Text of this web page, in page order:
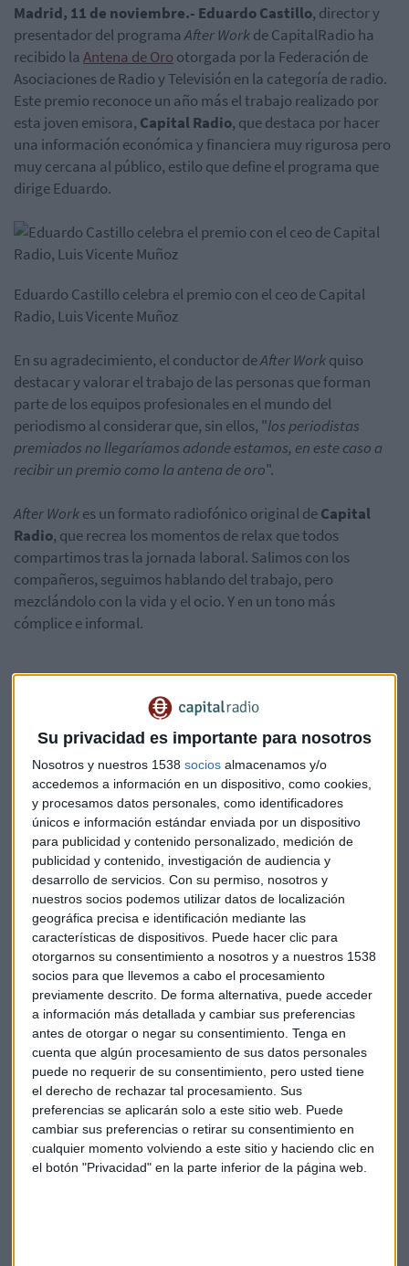
Su privacidad es importante para nosotros
Nosotros y nuestros 1538 socios almacenamos y/o
accedemos a información en un dispositivo, como cookies,
y procesamos datos personales, como identificadores
únicos e información estándar enviada por un dispositivo
para publicidad y contenido personalizado, medición de
publicidad y contenido, investigación de audiencia y
desarrollo de servicios. Con su permiso, nosotros y
nuestros socios podemos utilizar datos de localización
geográfica precisa e identificación mediante las
características de dispositivos. Puede hacer clic para
otorgarnos su consentimiento a nosotros y a nuestros 1538
socios para que llevemos a cabo el procesamiento
previamente descrito. De forma alternativa, puede acceder
a información más detallada y cambiar sus preferencias
antes de otorgar o negar su consentimiento. Tenga en
cuenta que algún procesamiento de sus datos personales
puede no requerir de su consentimiento, pero usted tiene
el derecho de rechazar tal procesamiento. Sus
preferencias se aplicarán solo a este sitio web. Puede
cambiar sus preferencias o retirar su consentimiento en
cualquier momento volviendo a este sitio y haciendo clic en
el botón "Privacidad" en la parte inferior de la página web.
Madrid, 11 de noviembre.- Eduardo Castillo, director y
presentador del programaAfter Workde CapitalRadio ha
recibido la Antena de Oro otorgada por la Federación de
Asociaciones de Radio y Televisión en la categoría de radio.
Este premio reconoce un año más el trabajo realizado por
esta joven emisora, Capital Radio, que destaca por hacer
una información económica y financiera muy rigurosa pero
muy cercana al público, estilo que define el programa que
dirige Eduardo.
Eduardo Castillo celebra el premio con el ceo de Capital
Radio, Luis Vicente Muñoz
En su agradecimiento, el conductor deAfter Workquiso
destacar y valorar el trabajo de las personas que forman
parte de los equipos profesionales en el mundo del
periodismo al considerar que, sin ellos, "los periodistas
premiados no llegaríamos adonde estamos, en este caso a
recibir un premio como la antena de oro".
After Workes un formato radiofónico original deCapital
Radio, que recrea los momentos de relax que todos
compartimos tras la jornada laboral. Salimos con los
compañeros, seguimos hablando del trabajo, pero
mezclándolo con la vida y el ocio. Y en un tono más
cómplice e informal.
Eduardo Castillo, fueron sido premiados:
Radio
Informativos de Radio Nacional.
Programa “La Brújula”, de Onda Cero, dirigido y presentado
porDavid del Cura.
Luis Vicente Muñoz y David del Cura, director de "La Brújula"
en Onda Cero, se hicieron un 'selfie'
Ángels Barceló, directora y presentadora de “Hora 25”,
Cadena SER (que no acudió a recoger su premio)
María José Navarro, del programa “Herrera en COPE”.
Cope.
Televisión